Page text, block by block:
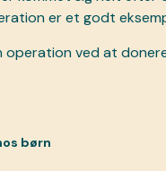
er et godt
operation ved at
børn